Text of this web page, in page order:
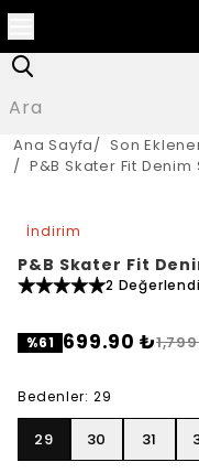
Ana Sayfa/ Son
/ P&B Skater Fit
İndirim
P&B Skater Fit
2
%61 699.90 ₺
Bedenler: 29
29 30 31